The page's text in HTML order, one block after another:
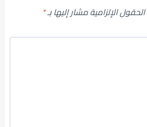
الحقول الإلزامية مشار إليها بـ*